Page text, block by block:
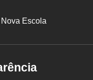
Escola